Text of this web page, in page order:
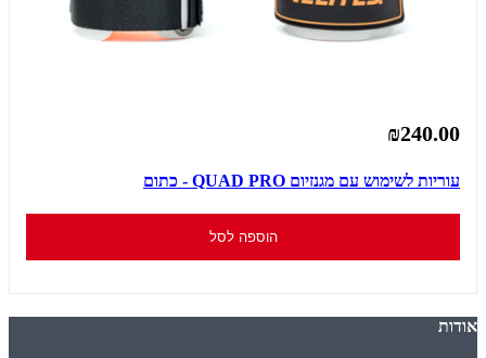
₪240.00
עוריות לשימוש עם מגנזיום QUAD PRO - כתום
הוספה לסל
אודות